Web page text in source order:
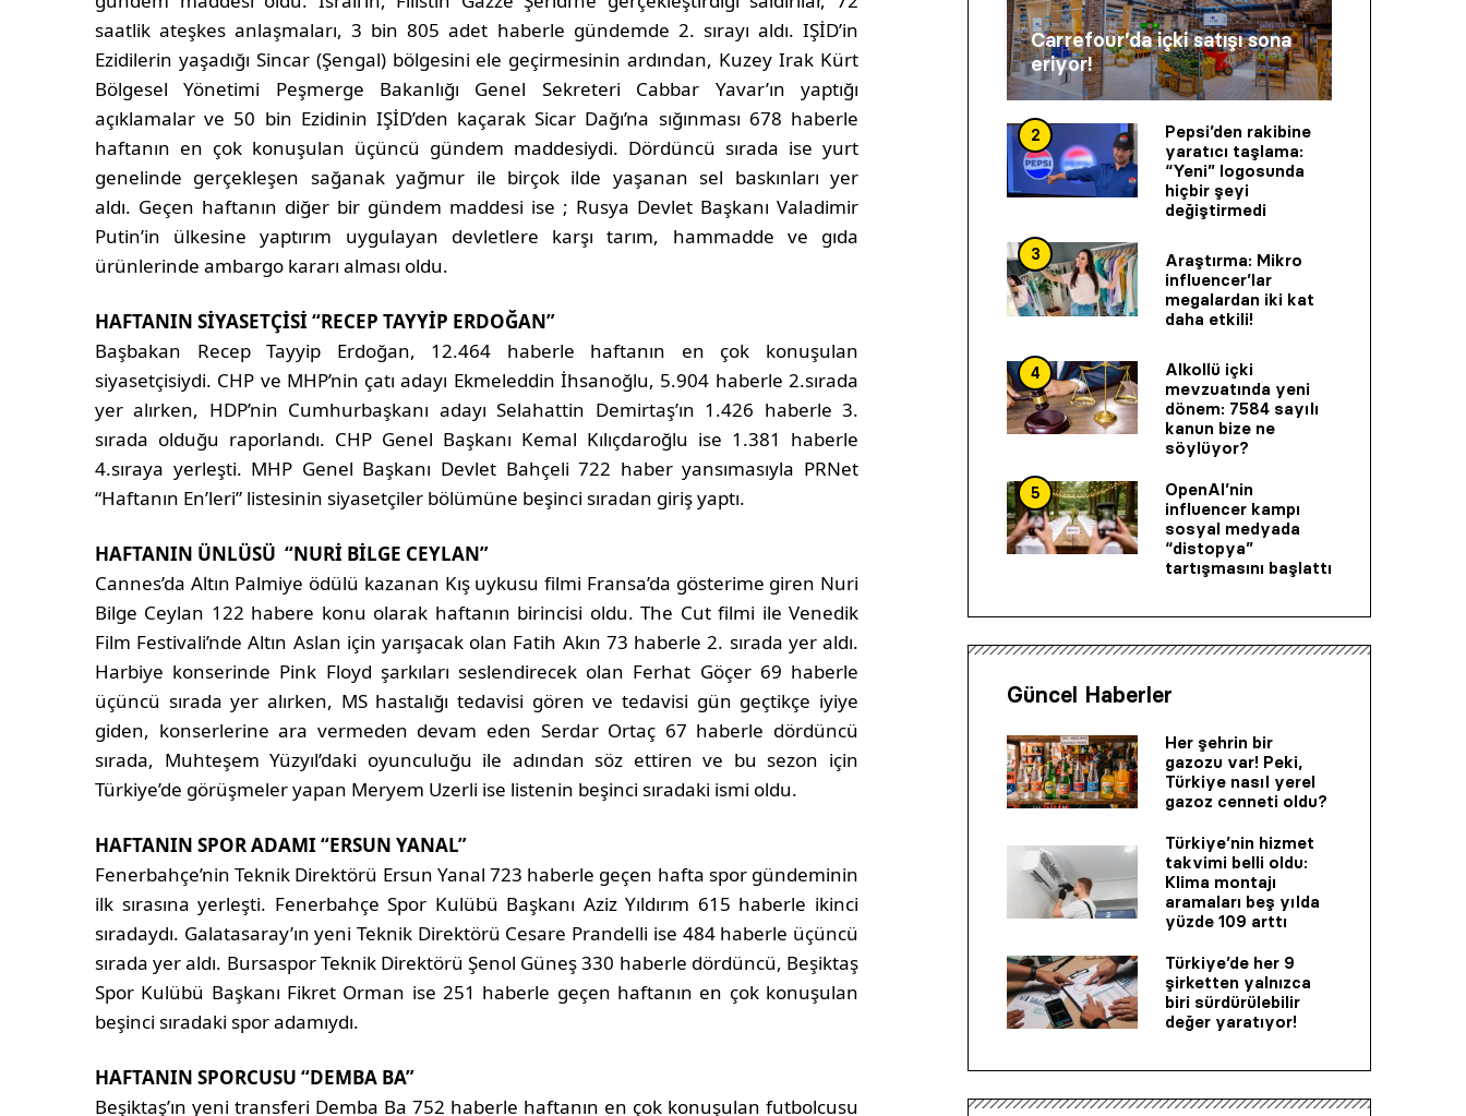
saatlik ateşkes anlaşmaları, 3 bin 805 adet haberle gündemde 2. sırayı aldı. IŞİD’in
Ezidilerin yaşadığı Sincar (Şengal) bölgesini ele geçirmesinin ardından, Kuzey Irak Kürt
Bölgesel Yönetimi Peşmerge Bakanlığı Genel Sekreteri Cabbar Yavar’ın yaptığı
açıklamalar ve 50 bin Ezidinin IŞİD’den kaçarak Sicar Dağı’na sığınması 678 haberle
haftanın en çok konuşulan üçüncü gündem maddesiydi. Dördüncü sırada ise yurt
genelinde gerçekleşen sağanak yağmur ile birçok ilde yaşanan sel baskınları yer
aldı. Geçen haftanın diğer bir gündem maddesi ise ; Rusya Devlet Başkanı Valadimir
Putin’in ülkesine yaptırım uygulayan devletlere karşı tarım, hammadde ve gıda
ürünlerinde ambargo kararı alması oldu.
HAFTANIN SİYASETÇİSİ “RECEP TAYYİP ERDOĞAN”
Başbakan Recep Tayyip Erdoğan, 12.464 haberle haftanın en çok konuşulan
siyasetçisiydi. CHP ve MHP’nin çatı adayı Ekmeleddin İhsanoğlu, 5.904 haberle 2.sırada
yer alırken, HDP’nin Cumhurbaşkanı adayı Selahattin Demirtaş’ın 1.426 haberle 3.
sırada olduğu raporlandı. CHP Genel Başkanı Kemal Kılıçdaroğlu ise 1.381 haberle
4.sıraya yerleşti. MHP Genel Başkanı Devlet Bahçeli 722 haber yansımasıyla PRNet
“Haftanın En’leri” listesinin siyasetçiler bölümüne beşinci sıradan giriş yaptı.
HAFTANIN ÜNLÜSÜ “NURİ BİLGE CEYLAN”
Cannes’da Altın Palmiye ödülü kazanan Kış uykusu filmi Fransa’da gösterime giren Nuri
Bilge Ceylan 122 habere konu olarak haftanın birincisi oldu. The Cut filmi ile Venedik
Film Festivali’nde Altın Aslan için yarışacak olan Fatih Akın 73 haberle 2. sırada yer aldı.
Harbiye konserinde Pink Floyd şarkıları seslendirecek olan Ferhat Göçer 69 haberle
üçüncü sırada yer alırken, MS hastalığı tedavisi gören ve tedavisi gün geçtikçe iyiye
giden, konserlerine ara vermeden devam eden Serdar Ortaç 67 haberle dördüncü
sırada, Muhteşem Yüzyıl’daki oyunculuğu ile adından söz ettiren ve bu sezon için
Türkiye’de görüşmeler yapan Meryem Uzerli ise listenin beşinci sıradaki ismi oldu.
HAFTANIN SPOR ADAMI “ERSUN YANAL”
Fenerbahçe’nin Teknik Direktörü Ersun Yanal 723 haberle geçen hafta spor gündeminin
ilk sırasına yerleşti. Fenerbahçe Spor Kulübü Başkanı Aziz Yıldırım 615 haberle ikinci
sıradaydı. Galatasaray’ın yeni Teknik Direktörü Cesare Prandelli ise 484 haberle üçüncü
sırada yer aldı. Bursaspor Teknik Direktörü Şenol Güneş 330 haberle dördüncü, Beşiktaş
Spor Kulübü Başkanı Fikret Orman ise 251 haberle geçen haftanın en çok konuşulan
beşinci sıradaki spor adamıydı.
HAFTANIN SPORCUSU “DEMBA BA”
Beşiktaş’ın yeni transferi Demba Ba 752 haberle haftanın en çok konuşulan futbolcusu
Carrefour’da içki satışı sona
eriyor!
2
Pepsi’den rakibine
yaratıcı taşlama:
“Yeni” logosunda
hiçbir şeyi
değiştirmedi
3
Araştırma: Mikro
influencer’lar
megalardan iki kat
daha etkili!
4
Alkollü içki
mevzuatında yeni
dönem: 7584 sayılı
kanun bize ne
söylüyor?
5
OpenAI’nin
influencer kampı
sosyal medyada
“distopya”
tartışmasını başlattı
Güncel Haberler
Her şehrin bir
gazozu var! Peki,
Türkiye nasıl yerel
gazoz cenneti oldu?
Türkiye’nin hizmet
takvimi belli oldu:
Klima montajı
aramaları beş yılda
yüzde 109 arttı
Türkiye’de her 9
şirketten yalnızca
biri sürdürülebilir
değer yaratıyor!